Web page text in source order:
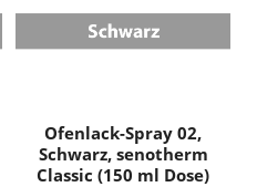
Ofenlack-Spray 02,
Schwarz, senotherm
Classic (150 ml Dose)